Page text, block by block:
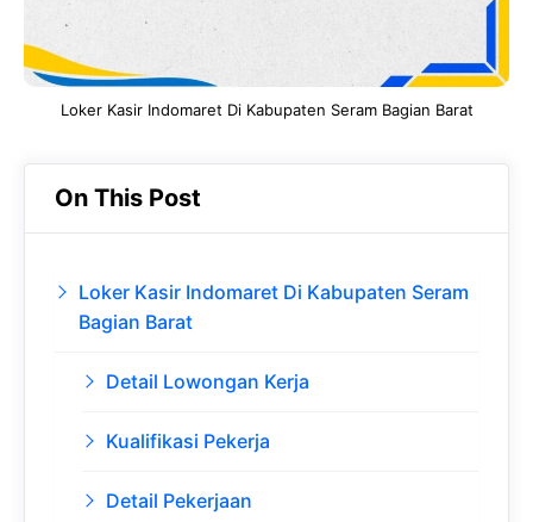
Loker Kasir Indomaret Di Kabupaten Seram Bagian Barat
On This Post
Loker Kasir Indomaret Di Kabupaten Seram
Bagian Barat
Detail Lowongan Kerja
Kualifikasi Pekerja
Detail Pekerjaan